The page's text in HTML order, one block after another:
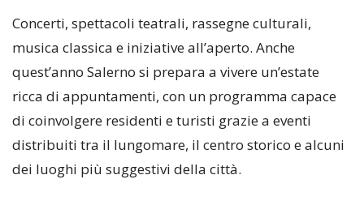
Concerti, spettacoli teatrali, rassegne culturali,
musica classica e iniziative all’aperto. Anche
quest’anno Salerno si prepara a vivere un’estate
ricca di appuntamenti, con un programma capace
di coinvolgere residenti e turisti grazie a eventi
distribuiti tra il lungomare, il centro storico e alcuni
dei luoghi più suggestivi della città.